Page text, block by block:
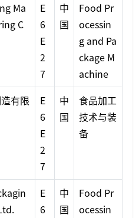
Ma
C
E
6
E
2
7
中
国
Food Pr
ocessin
g and Pa
ckage M
achine
有限
E
6
E
2
7
中
国
食品加工
技术与装
备
E
6
中
国
Food Pr
ocessin